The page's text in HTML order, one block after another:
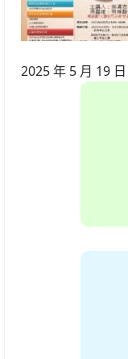
2025 年 5 月 19 日